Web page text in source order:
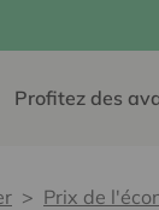
Profitez des
Prix de